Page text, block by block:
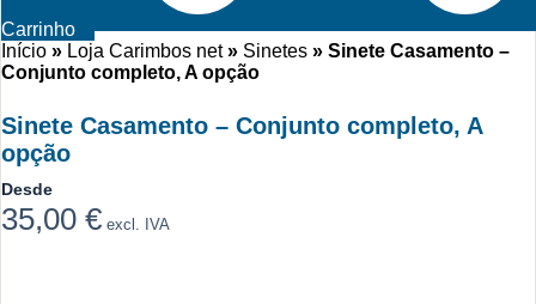
Carrinho
Início » Loja Carimbos net» Sinetes » Sinete Casamento –
Conjunto completo, A opção
Sinete Casamento – Conjunto completo, A
opção
Desde
35,00 € excl. IVA